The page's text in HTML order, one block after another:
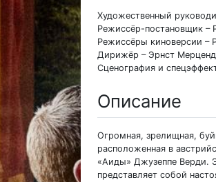
Художественный
Режиссёр-постановщик –
Режиссёры киноверсии –
Дирижёр – Эрнст
Сценография и
Описание
Огромная, зрелищная,
расположенная в
«Аиды» Джузеппе Верди.
представляет собой